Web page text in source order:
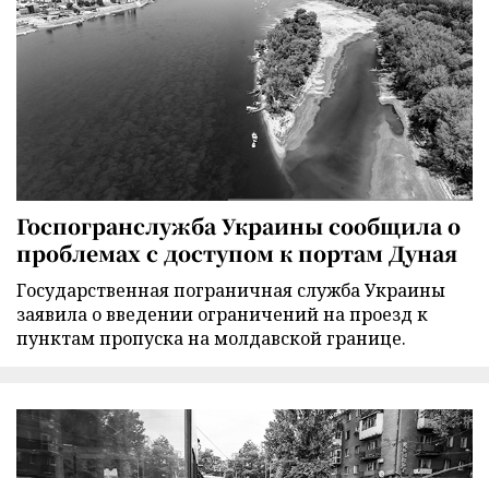
Госпогранслужба Украины сообщила о
проблемах с доступом к портам Дуная
Государственная пограничная служба Украины
заявила о введении ограничений на проезд к
пунктам пропуска на молдавской границе.